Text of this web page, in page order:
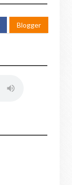
Blogger